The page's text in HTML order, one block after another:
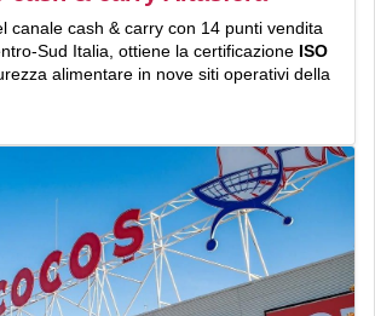
canale cash & carry con 14 punti vendita
Sud Italia, ottiene la certificazione ISO
alimentare in nove siti operativi della